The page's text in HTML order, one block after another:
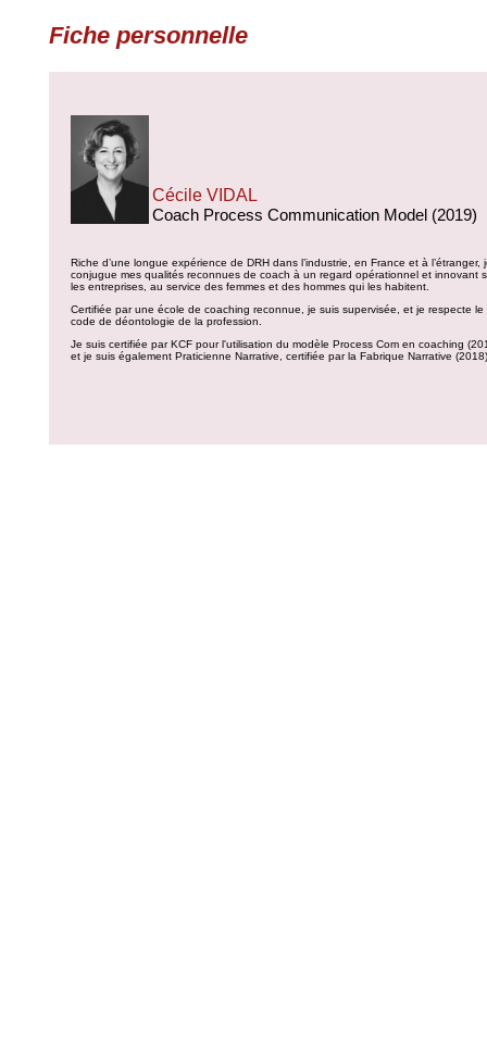
Fiche personnelle
Cécile VIDAL
Coach Process Communication Model (2019)
Riche d’une longue expérience de DRH dans l’industrie, en France et à l’étranger,
conjugue mes qualités reconnues de coach à un regard opérationnel et innovant
les entreprises, au service des femmes et des hommes qui les habitent.
Certifiée par une école de coaching reconnue, je suis supervisée, et je respecte le
code de déontologie de la profession.
Je suis certifiée par KCF pour l'utilisation du modèle Process Com en coaching
et je suis également Praticienne Narrative, certifiée par la Fabrique Narrative